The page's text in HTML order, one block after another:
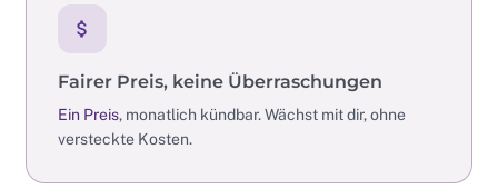
Fairer Preis, keine Überraschungen
Ein Preis, monatlich kündbar. Wächst mit dir, ohne
versteckte Kosten.